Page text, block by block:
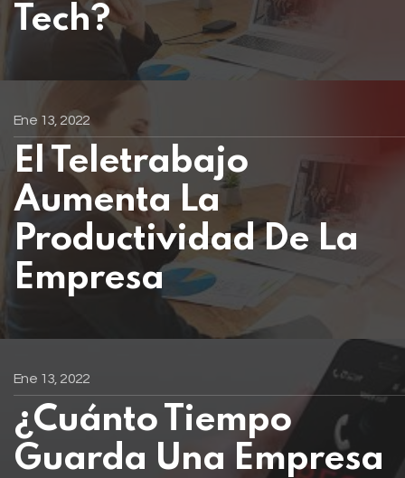
Tech?
Ene 13, 2022
El Teletrabajo
Aumenta La
Productividad De La
Empresa
Ene 13, 2022
¿Cuánto Tiempo
Guarda Una Empresa